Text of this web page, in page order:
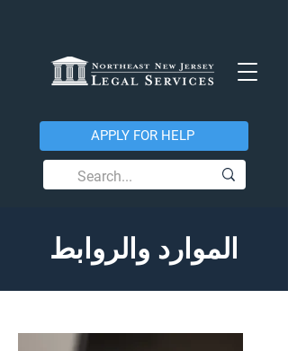
APPLY FOR HELP
الموارد والروابط